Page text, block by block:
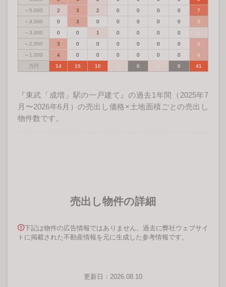
～5,000
2 3 2 0 0 0 0
7
～4,000
0 3 0 0 0 0 0
3
～3,000
0 0 1 0 0 0 0
～2,000
3 0 0 0 0 0 0
3
～1,000
4 0 0 0 0 0 0
4
万円
14 15 10 0 0 41
『東武「成増」駅の一戸建て』の過去1年間（2025年7
月〜2026年6月）の売出し価格×土地面積ごとの売出し
物件数です。
売出し物件の詳細
下記は物件の広告情報ではありません。過去に弊社ウェブサイ
トに掲載された不動産情報を元に生成した参考情報です。
更新日：2026.08.10